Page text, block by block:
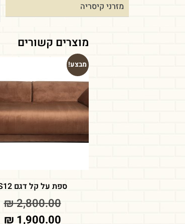
מזרני קיסריה
מוצרים קשורים
מבצע!
ספת על קל דגם S12
₪2,800.00
₪ 1,900.00